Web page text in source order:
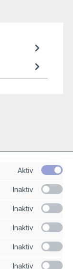
Aktiv
Inaktiv
Inaktiv
Inaktiv
Inaktiv
Inaktiv